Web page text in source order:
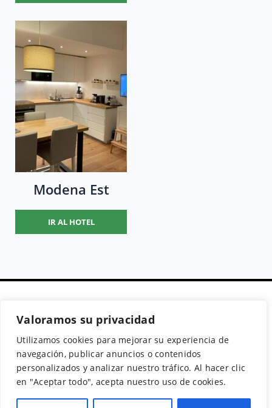
Valoramos su privacidad
Utilizamos cookies para mejorar su experiencia de
navegación, publicar anuncios o contenidos
personalizados y analizar nuestro tráfico. Al hacer clic
en "Aceptar todo", acepta nuestro uso de cookies.
Modena Est
IR AL HOTEL
Secciones
Buscador de
Hoteles
Guías de Viajes
Políticas
Política de cookies
Aviso Legal
Política de
Privacidad
Instagram